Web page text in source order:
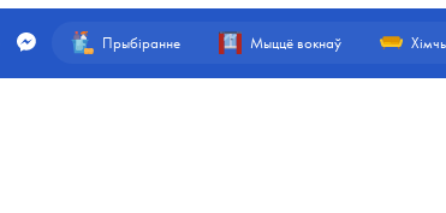
Прыбіранне Мыццё вокнаў